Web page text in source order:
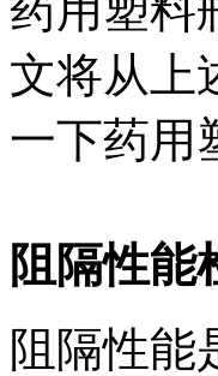
文将从上
一下药用
阻隔性能
阻隔性能